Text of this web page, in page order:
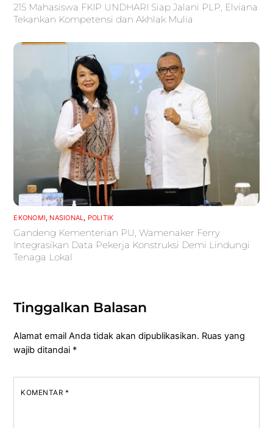
215 Mahasiswa FKIP UNDHARI Siap Jalani PLP, Elviana
Tekankan Kompetensi dan Akhlak Mulia
EKONOMI, NASIONAL, POLITIK
Gandeng Kementerian PU, Wamenaker Ferry
Integrasikan Data Pekerja Konstruksi Demi Lindungi
Tenaga Lokal
Tinggalkan Balasan
Alamat email Anda tidak akan dipublikasikan. Ruas yang
wajib ditandai *
KOMENTAR *